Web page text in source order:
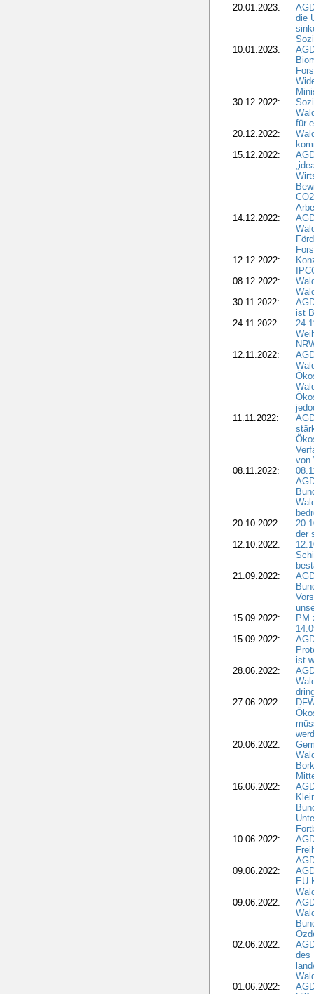
20.01.2023:
die
10.01.2023:
30.12.2022:
für
20.12.2022:
15.12.2022:
14.12.2022:
12.12.2022:
08.12.2022:
30.11.2022:
ist
24.11.2022:
12.11.2022:
11.11.2022:
von
08.11.2022:
20.10.2022:
der
12.10.2022:
21.09.2022:
15.09.2022:
PM
15.09.2022:
ist
28.06.2022:
27.06.2022:
20.06.2022:
16.06.2022:
10.06.2022:
09.06.2022:
09.06.2022:
02.06.2022:
des
01.06.2022: